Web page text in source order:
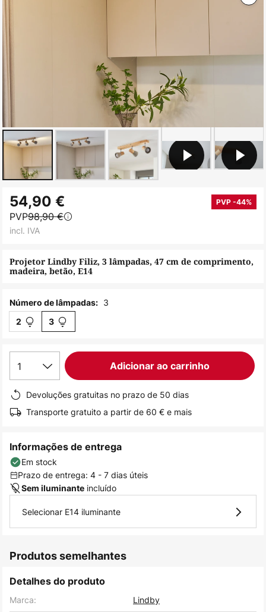
para
início
Galeria
de
Projetor Lindby Filiz, 3 lâmpadas, 47 cm de comprimento,
madeira, betão, E14
54,90 € PVP -44%
PVP98,90 €
incl. IVA
Número de lâmpadas: 3
2 3
1 Adicionar ao carrinho
Devoluções gratuitas no prazo de 50 dias
Transporte gratuito a partir de 60 € e mais
Informações de entrega
Em stock
Prazo de entrega: 4 - 7 dias úteis
Sem iluminante incluído
Selecionar E14 iluminante
Produtos semelhantes
Detalhes do produto
Marca:
Lindby